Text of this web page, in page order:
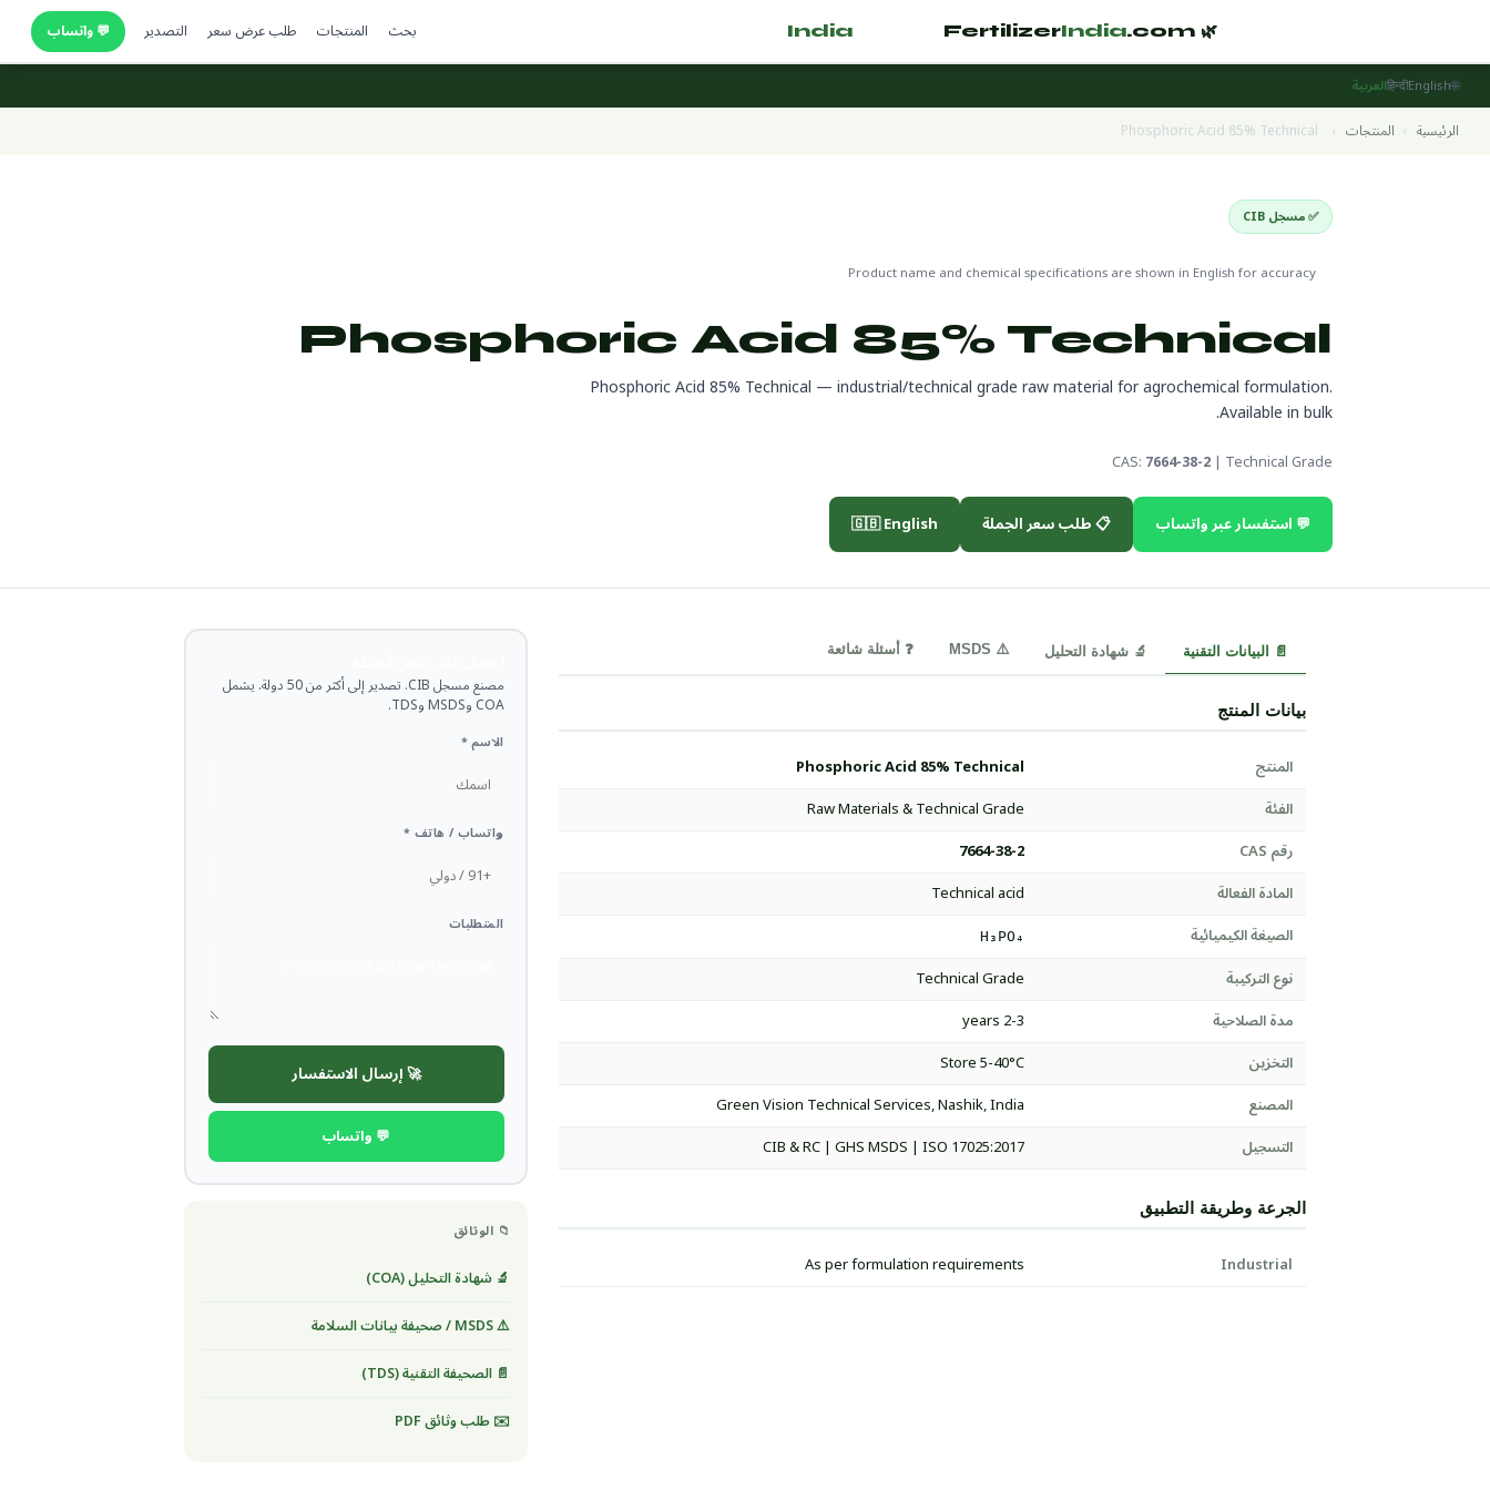
🌿 Fertilizer
India.com
India.com بحث المنتجات طلب عرض سعر التصدير
💬 واتساب
🌐
English
हिन्दीالعربية
الرئيسية › المنتجات ›
Phosphoric Acid 85% Technical
✅ مسجل CIB
Product name and chemical specifications are shown in English for accuracy
Phosphoric Acid 85% Technical
Phosphoric Acid 85% Technical — industrial/technical grade raw material for agrochemical formulation.
Available in bulk.
CAS:7664-38-2 | Technical Grade
💬 استفسار عبر واتساب 📋 طلب سعر الجملة 🇬🇧 English
📄 البيانات التقنية 🔬 شهادة التحليل ⚠️ MSDS ❓ أسئلة شائعة
بيانات المنتج
المنتج
Phosphoric Acid 85% Technical
الفئة
Raw Materials & Technical Grade
رقم CAS
7664-38-2
المادة الفعالة
Technical acid
الصيغة الكيميائية
H₃PO₄
نوع التركيبة
Technical Grade
مدة الصلاحية
2-3 years
التخزين
Store 5-40°C
المصنع
Green Vision Technical Services, Nashik, India
التسجيل
CIB & RC | GHS MSDS | ISO 17025:2017
الجرعة وطريقة التطبيق
Industrial
As per formulation requirements
مصنع مسجل CIB. تصدير إلى أكثر من 50 دولة. يشمل
COA وMSDS وTDS.
الاسم *
واتساب / هاتف *
المتطلبات
🚀 إرسال الاستفسار
💬 واتساب
📁 الوثائق
🔬 شهادة التحليل (COA)
⚠️ MSDS / صحيفة بيانات السلامة
📄 الصحيفة التقنية (TDS)
✉️ طلب وثائق PDF